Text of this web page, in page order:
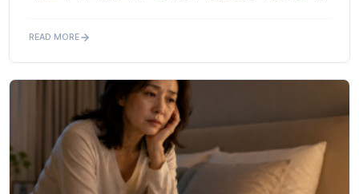
READ MORE